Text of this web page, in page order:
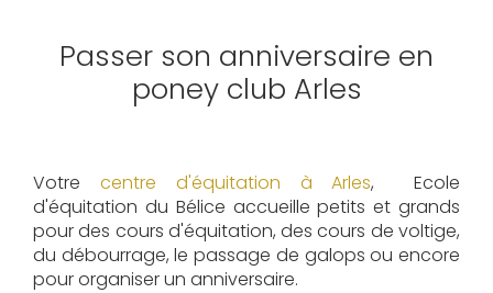
Passer son anniversaire en
poney club Arles
Votre centre d'équitation à Arles, Ecole
d'équitation du Bélice accueille petits et grands
pour des cours d'équitation, des cours de voltige,
du débourrage, le passage de galops ou encore
pour organiser un anniversaire.